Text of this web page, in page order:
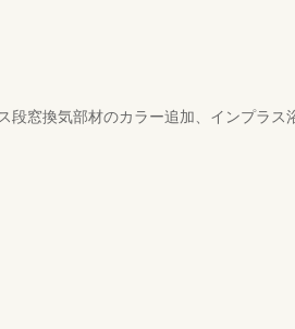
窓換気部材のカラー追加、インプラス